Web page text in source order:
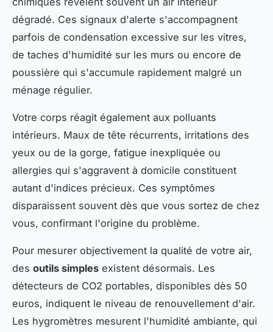
dégradé. Ces signaux d'alerte s'accompagnent
parfois de condensation excessive sur les vitres,
de taches d'humidité sur les murs ou encore de
poussière qui s'accumule rapidement malgré un
ménage régulier.
Votre corps réagit également aux polluants
intérieurs. Maux de tête récurrents, irritations des
yeux ou de la gorge, fatigue inexpliquée ou
allergies qui s'aggravent à domicile constituent
autant d'indices précieux. Ces symptômes
disparaissent souvent dès que vous sortez de chez
vous, confirmant l'origine du problème.
Pour mesurer objectivement la qualité de votre air,
des outils simples existent désormais. Les
détecteurs de CO2 portables, disponibles dès 50
euros, indiquent le niveau de renouvellement d'air.
Les hygromètres mesurent l'humidité ambiante, qui